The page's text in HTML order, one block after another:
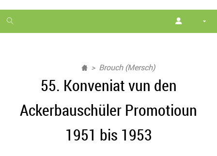
1
month
Brouch (Mersch)
55. Konveniat vun den
Ackerbauschüler Promotioun
1951 bis 1953